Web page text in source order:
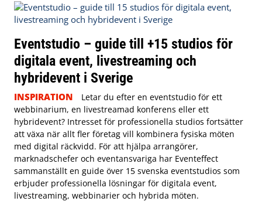
Eventstudio – guide till +15 studios för
digitala event, livestreaming och
hybridevent i Sverige
INSPIRATION
Letar du efter en eventstudio för ett
webbinarium, en livestreamad konferens eller ett
hybridevent? Intresset för professionella studios fortsätter
att växa när allt fler företag vill kombinera fysiska möten
med digital räckvidd. För att hjälpa arrangörer,
marknadschefer och eventansvariga har Eventeffect
sammanställt en guide över 15 svenska eventstudios som
erbjuder professionella lösningar för digitala event,
livestreaming, webbinarier och hybrida möten.